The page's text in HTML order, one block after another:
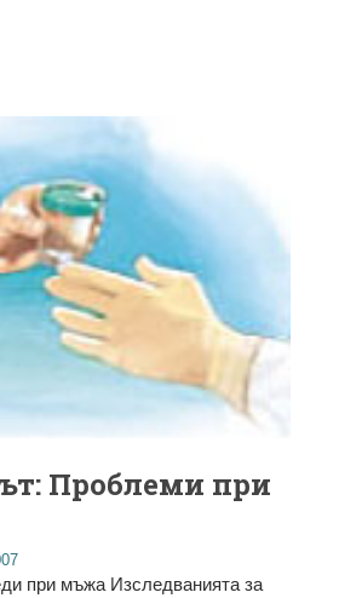
Проблеми при
при мъжа Изследванията за